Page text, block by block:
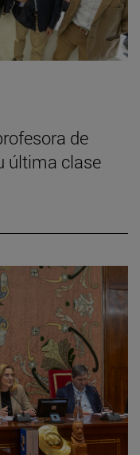
de
última clase